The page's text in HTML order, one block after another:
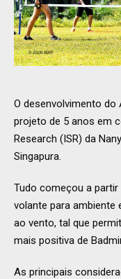
O desenvolvimento
projeto de 5 anos em
Research (ISR) da
Singapura.
Tudo começou a
volante para ambiente
ao vento, tal que
mais positiva de
As principais